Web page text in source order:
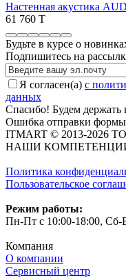
Настенная акустика
61 760 T
Будьте в курсе о
Подпишитесь на
Я согласен(a) с
данных
Спасибо! Будем держать
Ошибка отправки формы
ITMART © 2013-2026
НАШИ
Политика
Пользовательское
Режим работы:
Пн-Пт с 10:00-18:00,
Компания
О компании
Сервисный центр